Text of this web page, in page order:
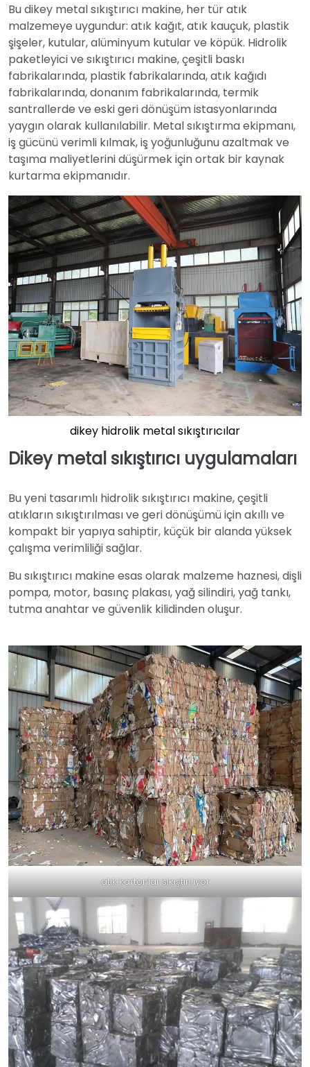
Bu dikey metal sıkıştırıcı makine, her tür atık
malzemeye uygundur: atık kağıt, atık kauçuk, plastik
şişeler, kutular, alüminyum kutular ve köpük. Hidrolik
paketleyici ve sıkıştırıcı makine, çeşitli baskı
fabrikalarında, plastik fabrikalarında, atık kağıdı
fabrikalarında, donanım fabrikalarında, termik
santrallerde ve eski geri dönüşüm istasyonlarında
yaygın olarak kullanılabilir. Metal sıkıştırma ekipmanı,
iş gücünü verimli kılmak, iş yoğunluğunu azaltmak ve
taşıma maliyetlerini düşürmek için ortak bir kaynak
kurtarma ekipmanıdır.
dikey hidrolik metal sıkıştırıcılar
Dikey metal sıkıştırıcı uygulamaları
Bu yeni tasarımlı hidrolik sıkıştırıcı makine, çeşitli
atıkların sıkıştırılması ve geri dönüşümü için akıllı ve
kompakt bir yapıya sahiptir, küçük bir alanda yüksek
çalışma verimliliği sağlar.
Bu sıkıştırıcı makine esas olarak malzeme haznesi, dişli
pompa, motor, basınç plakası, yağ silindiri, yağ tankı,
tutma anahtar ve güvenlik kilidinden oluşur.
atık kartonlar sıkıştırılıyor